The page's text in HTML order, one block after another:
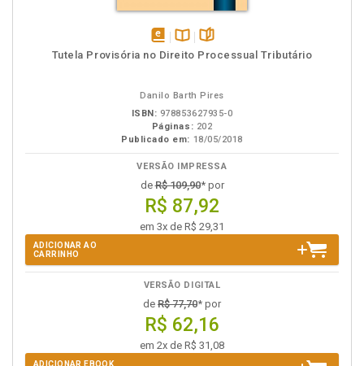
disponível
Disponível
páginas
Tutela Provisória no Direito Processual Tributário
Danilo Barth Pires
ISBN: 978853627935-0
Páginas: 202
Publicado em: 18/05/2018
VERSÃO IMPRESSA
deR$ 109,90* por
R$ 87,92
em 3x de R$ 29,31
ADICIONAR AO
CARRINHO
VERSÃO DIGITAL
de R$ 77,70* por
R$ 62,16
em 2x de R$ 31,08
ADICIONAR EBOOK